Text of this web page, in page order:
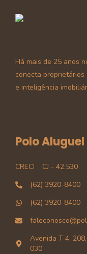
Há mais de 25 anos
conecta
e inteligência
Polo Aluguel
CRECI
CJ - 42.530
(62) 3920-8400
(62) 3920-8400
Avenida T 4,
030